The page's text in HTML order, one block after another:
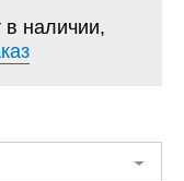
в наличии,